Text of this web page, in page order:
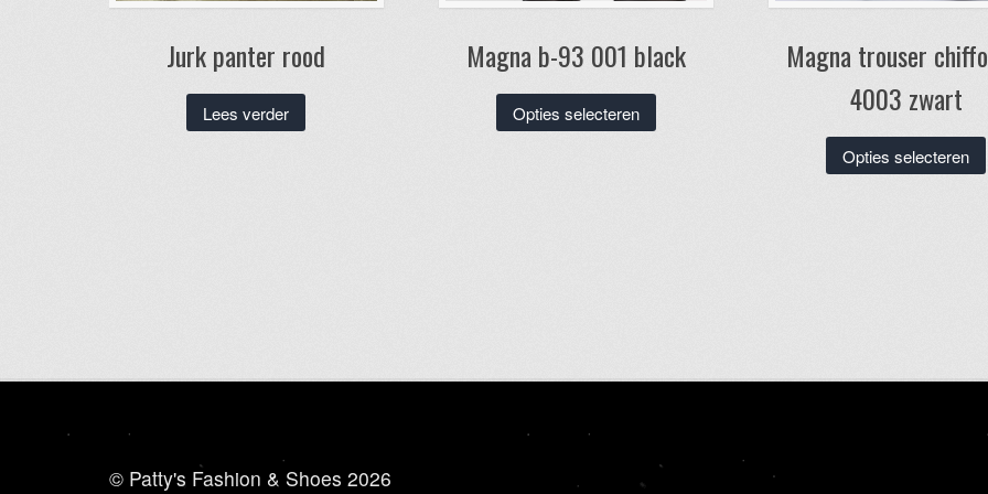
Jurk panter rood
Lees verder
Magna b-93 001 black
Opties selecteren
product
Magna trouser
4003 zwart
Opties selecteren
© Patty's Fashion & Shoes 2026